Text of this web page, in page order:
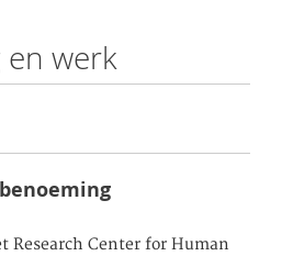
werk
Research Center for Human